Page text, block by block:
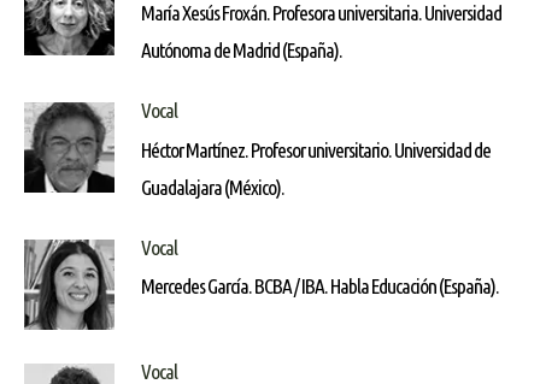
María Xesús Froxán. Profesora universitaria. Universidad
Autónoma de Madrid (España).
Vocal
Héctor Martínez. Profesor universitario. Universidad de
Guadalajara (México).
Vocal
Mercedes García. BCBA / IBA. Habla Educación (España).
Vocal